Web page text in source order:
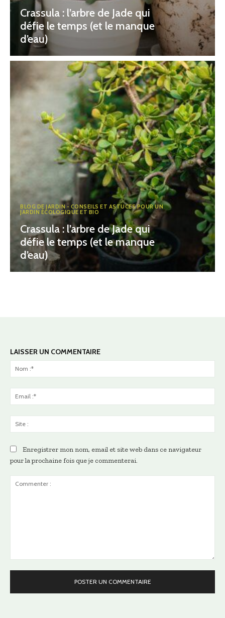
Crassula : l’arbre de Jade qui
défie le temps (et le manque
d’eau)
BLOG DE JARDIN - CONSEILS ET ASTUCES POUR UN
JARDIN ÉCOLOGIQUE ET BIO
Crassula : l’arbre de Jade qui
défie le temps (et le manque
d’eau)
LAISSER UN COMMENTAIRE
Enregistrer mon nom, email et site web dans ce navigateur
pour la prochaine fois que je commenterai.